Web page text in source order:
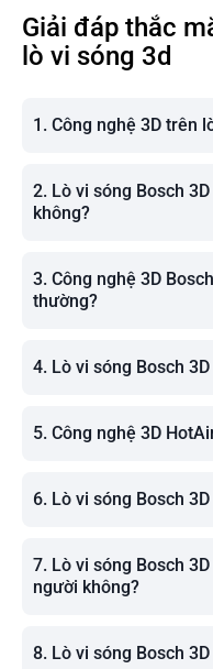
Giải đáp thắc
lò vi sóng 3d
1. Công nghệ 3D trên
2. Lò vi sóng Bosch
không?
3. Công nghệ 3D
thường?
4. Lò vi sóng Bosch
5. Công nghệ 3D
6. Lò vi sóng Bosch
7. Lò vi sóng Bosch
người không?
8. Lò vi sóng Bosch